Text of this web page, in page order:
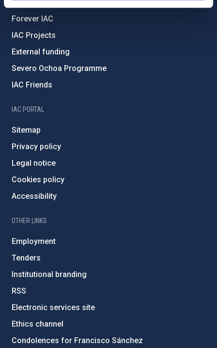
Environment and Sustainability
Forever IAC
IAC Projects
External funding
Severo Ochoa Programme
IAC Friends
IAC PORTAL
Sitemap
Privacy policy
Legal notice
Cookies policy
Accessibility
OTHER LINKS
Employment
Tenders
Institutional branding
RSS
Electronic services site
Ethics channel
Condolences for Francisco Sánchez